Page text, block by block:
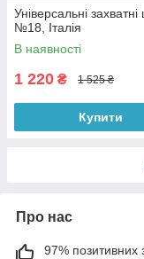
Універсальні
№18, Італія
В наявності
1 220 ₴ 1 525 ₴
Купити
Про нас
97% позитивних з